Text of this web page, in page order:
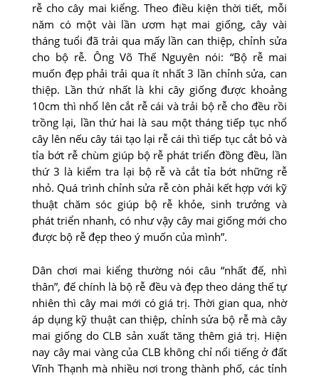
rễ cho cây mai kiểng. Theo điều kiện thời tiết, mỗi
năm có một vài lần ươm hạt mai giống, cây vài
tháng tuổi đã trải qua mấy lần can thiệp, chỉnh sửa
cho bộ rễ. Ông Võ Thế Nguyên nói: “Bộ rễ mai
muốn đẹp phải trải qua ít nhất 3 lần chỉnh sửa, can
thiệp. Lần thứ nhất là khi cây giống được khoảng
10cm thì nhổ lên cắt rễ cái và trải bộ rễ cho đều rồi
trồng lại, lần thứ hai là sau một tháng tiếp tục nhổ
cây lên nếu cây tái tạo lại rễ cái thì tiếp tục cắt bỏ và
tỉa bớt rễ chùm giúp bộ rễ phát triển đồng đều, lần
thứ 3 là kiểm tra lại bộ rễ và cắt tỉa bớt những rễ
nhỏ. Quá trình chỉnh sửa rễ còn phải kết hợp với kỹ
thuật chăm sóc giúp bộ rễ khỏe, sinh trưởng và
phát triển nhanh, có như vậy cây mai giống mới cho
được bộ rễ đẹp theo ý muốn của mình”.
Dân chơi mai kiểng thường nói câu “nhất đế, nhì
thân”, đế chính là bộ rễ đều và đẹp theo dáng thế tự
nhiên thì cây mai mới có giá trị. Thời gian qua, nhờ
áp dụng kỹ thuật can thiệp, chỉnh sửa bộ rễ mà cây
mai giống do CLB sản xuất tăng thêm giá trị. Hiện
nay cây mai vàng của CLB không chỉ nổi tiếng ở đất
Vĩnh Thạnh mà nhiều nơi trong thành phố, các tỉnh